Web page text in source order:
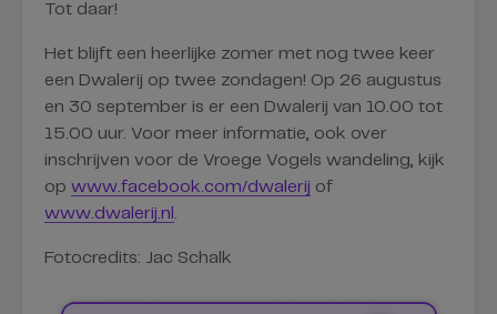
Tot daar!
Het blijft een heerlijke zomer met nog twee keer
een Dwalerij op twee zondagen! Op 26 augustus
en 30 september is er een Dwalerij van 10.00 tot
15.00 uur. Voor meer informatie, ook over
inschrijven voor de Vroege Vogels wandeling, kijk
op www.facebook.com/dwalerij of
www.dwalerij.nl .
Fotocredits: Jac Schalk